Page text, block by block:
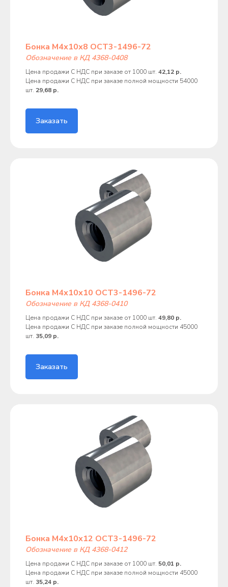
Бонка М4х10х8 ОСТ3-1496-72
Обозначение в КД 4368-0408
Цена продажи С НДС при заказе от 1000 шт. 42,12 р.
Цена продажи С НДС при заказе полной мощности 54000
шт. 29,68 р.
Заказать
Бонка М4х10х10 ОСТ3-1496-72
Обозначение в КД 4368-0410
Цена продажи С НДС при заказе от 1000 шт. 49,80 р.
Цена продажи С НДС при заказе полной мощности 45000
шт. 35,09 р.
Заказать
Бонка М4х10х12 ОСТ3-1496-72
Обозначение в КД 4368-0412
Цена продажи С НДС при заказе от 1000 шт. 50,01 р.
Цена продажи С НДС при заказе полной мощности 45000
шт. 35,24 р.